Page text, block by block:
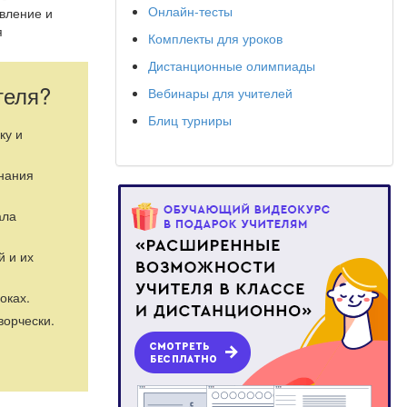
и
и развития
качестве
ученых
.
духовно-
и
и их
Онлайн-тесты
Комплекты для уроков
Дистанционные олимпиады
Вебинары для учителей
Блиц турниры